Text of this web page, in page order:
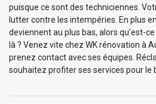
puisque ce sont des techniciennes.
lutter contre les intempéries. En plus
deviennent au plus bas, alors qu’est-
là ? Venez vite chez WK rénovation à
prenez contact avec ses équipes.
souhaitez profiter ses services pour le